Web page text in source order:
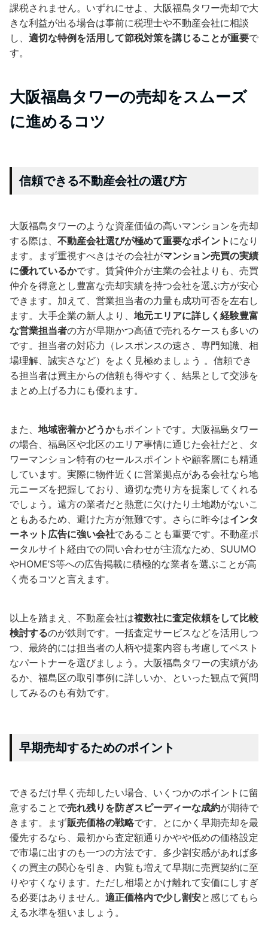
課税されません。いずれにせよ、大阪福島タワー売却で大
きな利益が出る場合は事前に税理士や不動産会社に相談
し、 適切な特例を活用して節税対策を講じることが重要で
す。
大阪福島タワーの売却をスムーズ
に進めるコツ
信頼できる不動産会社の選び方
大阪福島タワーのような資産価値の高いマンションを売却
する際は、 不動産会社選びが極めて重要なポイント になり
ます。まず重視すべきはその会社がマンション売買の実績
に優れているかです。賃貸仲介が主業の会社よりも、売買
仲介を得意とし豊富な売却実績を持つ会社を選ぶ方が安心
できます。加えて、営業担当者の力量も成功可否を左右し
ます。大手企業の新人より、 地元エリアに詳しく経験豊富
な営業担当者の方が早期かつ高値で売れるケースも多いの
です。担当者の対応力（レスポンスの速さ、専門知識、相
場理解、誠実さなど）をよく見極めましょう 。信頼でき
る担当者は買主からの信頼も得やすく、結果として交渉を
まとめ上げる力にも優れます。
また、 地域密着かどうかもポイントです。大阪福島タワー
の場合、福島区や北区のエリア事情に通じた会社だと、タ
ワーマンション特有のセールスポイントや顧客層にも精通
しています。実際に物件近くに営業拠点がある会社なら地
元ニーズを把握しており、適切な売り方を提案してくれる
でしょう。遠方の業者だと熱意に欠けたり土地勘がないこ
ともあるため、避けた方が無難です。さらに昨今はインタ
ーネット広告に強い会社であることも重要です。不動産ポ
ータルサイト経由での問い合わせが主流なため、SUUMO
やHOME’S等への広告掲載に積極的な業者を選ぶことが高
く売るコツと言えます。
以上を踏まえ、不動産会社は複数社に査定依頼をして比較
検討するのが鉄則です。一括査定サービスなどを活用しつ
つ、最終的には担当者の人柄や提案内容も考慮してベスト
なパートナーを選びましょう。大阪福島タワーの実績があ
るか、福島区の取引事例に詳しいか、といった観点で質問
してみるのも有効です。
早期売却するためのポイント
できるだけ早く売却したい場合、いくつかのポイントに留
意することで売れ残りを防ぎスピーディーな成約が期待で
きます。まず販売価格の戦略です。とにかく早期売却を最
優先するなら、最初から査定額通りかやや低めの価格設定
で市場に出すのも一つの方法です。多少割安感があれば多
くの買主の関心を引き、内覧も増えて早期に売買契約に至
りやすくなります。ただし相場とかけ離れて安価にしすぎ
る必要はありません。 適正価格内で少し割安と感じてもら
える水準を狙いましょう。